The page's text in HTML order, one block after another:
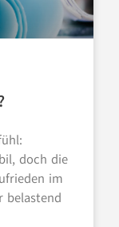
doch die
im
belastend